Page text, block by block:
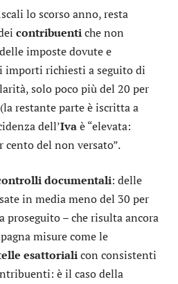
lo scorso anno, resta
contribuentiche non
imposte dovute e
importi richiesti a seguito di
solo poco più del 20 per
restante parte è iscritta a
dell’Ivaè “elevata:
cento del non versato”.
documentali: delle
in media meno del 30 per
proseguito – che risulta ancora
misure come le
esattorialicon consistenti
è il caso della